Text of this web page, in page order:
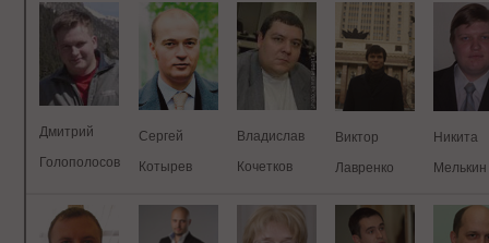
Дмитрий
Голополосов
Сергей
Котырев
Владислав
Кочетков
Виктор
Лавренко
Никита
Мелькин